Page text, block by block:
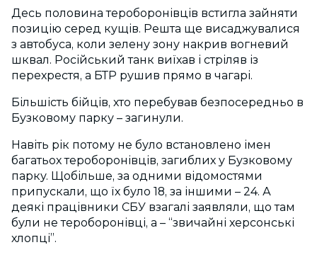
Десь половина тероборонівців встигла зайняти
позицію серед кущів. Решта ще висаджувалися
з автобуса, коли зелену зону накрив вогневий
шквал. Російський танк виїхав і стріляв із
перехрестя, а БТР рушив прямо в чагарі.
Більшість бійців, хто перебував безпосередньо в
Бузковому парку – загинули.
Навіть рік потому не було встановлено імен
багатьох тероборонівців, загиблих у Бузковому
парку. Щобільше, за одними відомостями
припускали, що їх було 18, за іншими – 24. А
деякі працівники СБУ взагалі заявляли, що там
були не тероборонівці, а – “звичайні херсонські
хлопці”.